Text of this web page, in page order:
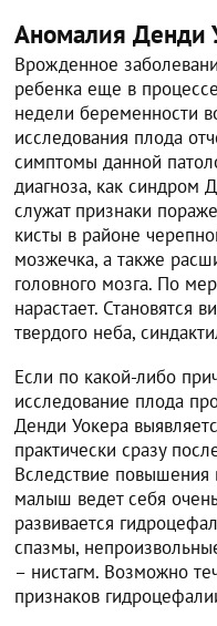
Аномалия Денди
Врожденное
ребенка еще в
недели беременности
исследования плода
симптомы данной
диагноза, как синдром
служат признаки
кисты в районе
мозжечка, а также
головного мозга. По
нарастает. Становятся
твердого неба,
Если по какой-либо
исследование плода
Денди Уокера
практически сразу
Вследствие повышения
малыш ведет себя
развивается
спазмы,
– нистагм. Возможно
признаков